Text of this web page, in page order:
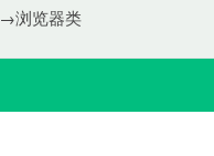
→浏览器类